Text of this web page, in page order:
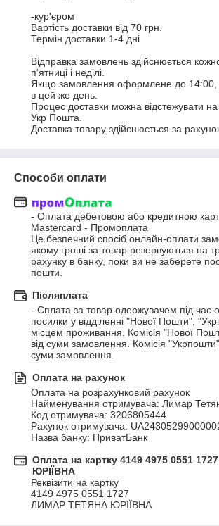
-кур'єром
Вартість доставки від 70 грн.
Термін доставки 1-4 дні
Відправка замовлень здійснюється
п'ятниці і неділі.
Якщо замовлення оформлене до 14:00,
в цей же день.
Процес доставки можна відстежувати на
Укр Пошта.
Доставка товару здійснюється за
Способи оплати
- Оплата дебетовою або кредитною
Mastercard - Промоплата
Це безпечний спосіб онлайн-оплати
якому гроші за товар резервуються на
рахунку в банку, поки ви не заберете
пошти.
Післяплата
- Сплата за товар одержувачем під час
посилки у відділенні "Нової Пошти",
місцем проживання. Комісія "Нової
від суми замовлення. Комісія
суми замовлення.
Оплата на рахунок
Оплата на розрахунковий рахунок
Найменування отримувача: Лимар
Код отримувача: 3206805444
Рахунок отримувача:
Назва банку: ПриватБанк
Оплата на картку 4149 4975 0551
ЮРІЇВНА
Реквізити на картку
4149 4975 0551 1727
ЛИМАР ТЕТЯНА ЮРІЇВНА